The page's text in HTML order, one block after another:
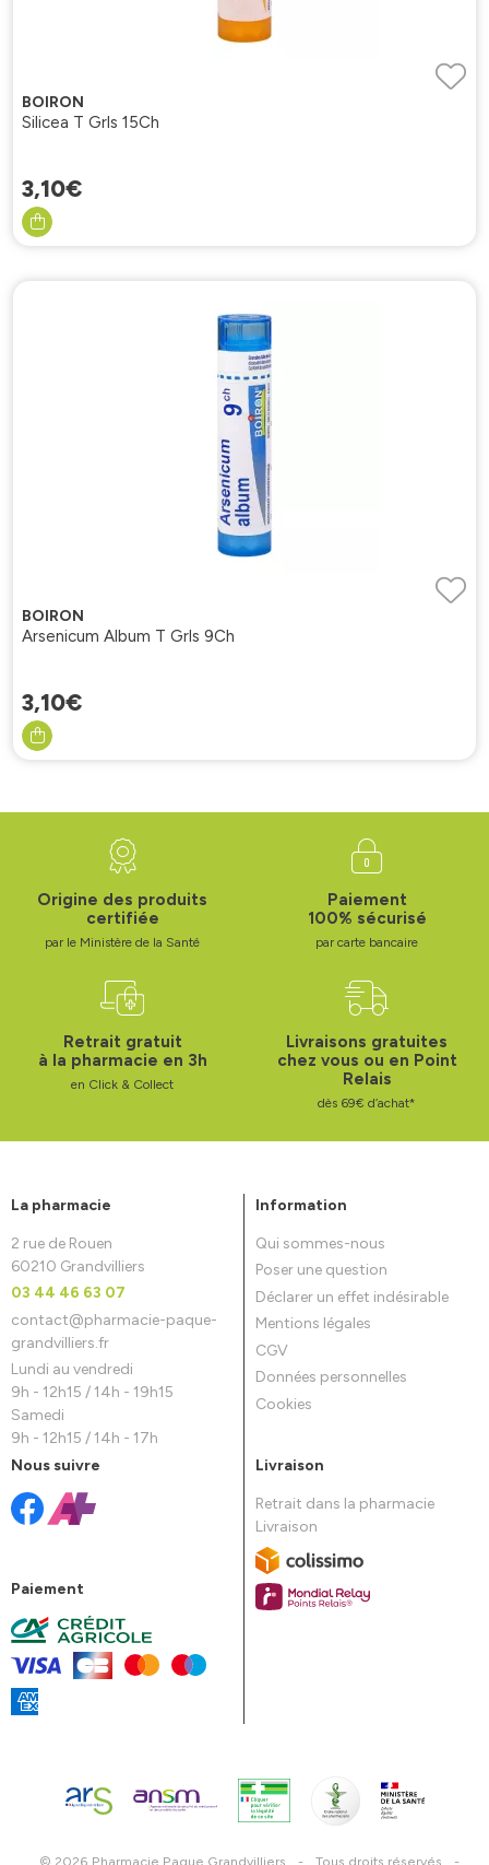
BOIRON
Silicea T Grls 15Ch
3,10€
BOIRON
Arsenicum Album T Grls 9Ch
3,10€
Origine des produits
certifiée
par le Ministère de la Santé
Paiement
100% sécurisé
par carte bancaire
Retrait gratuit
à la pharmacie en 3h
en Click & Collect
Livraisons gratuites
chez vous ou en Point
Relais
dès 69€ d’achat*
La pharmacie
2 rue de Rouen
60210 Grandvilliers
03 44 46 63 07
contact@pharmacie-paque-
grandvilliers.fr
Lundi au vendredi
9h - 12h15 / 14h - 19h15
Samedi
9h - 12h15 / 14h - 17h
Information
Qui sommes-nous
Poser une question
Déclarer un effet indésirable
Mentions légales
CGV
Données personnelles
Cookies
Nous suivre
Paiement
Livraison
Retrait dans la pharmacie
Livraison
© 2026 Pharmacie Paque Grandvilliers - Tous droits réservés -